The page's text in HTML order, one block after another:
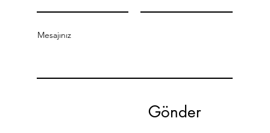
Mesajınız
Gönder